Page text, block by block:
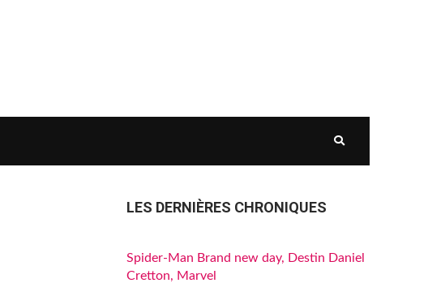
LES DERNIÈRES CHRONIQUES
Spider-Man Brand new day, Destin Daniel
Cretton, Marvel